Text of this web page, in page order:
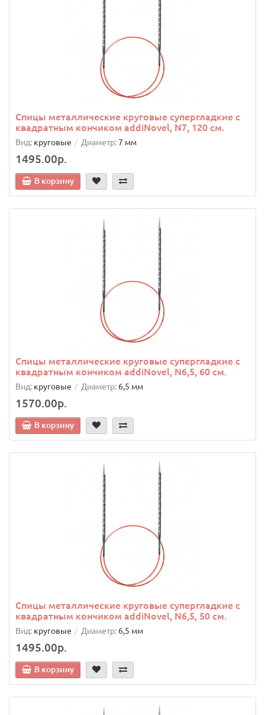
Спицы металлические круговые супергладкие c
квадратным кончиком addiNovel, N7, 120 см.
Вид: круговые Диаметр:7 мм
1495.00р.
В корзину
Спицы металлические круговые супергладкие c
квадратным кончиком addiNovel, N6,5, 60 см.
Вид: круговые Диаметр: 6,5 мм
1570.00р.
В корзину
Спицы металлические круговые супергладкие c
квадратным кончиком addiNovel, N6,5, 50 см.
Вид: круговые Диаметр: 6,5 мм
1495.00р.
В корзину